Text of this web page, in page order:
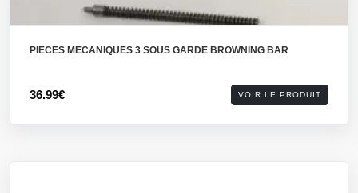
PIECES MECANIQUES 3 SOUS GARDE BROWNING BAR
36.99€ VOIR LE PRODUIT